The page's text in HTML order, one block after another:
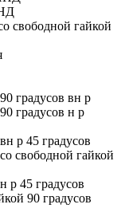
свободной гайкой
градусов вн р
градусов н р
р 45 градусов
свободной гайкой
р 45 градусов
90 градусов